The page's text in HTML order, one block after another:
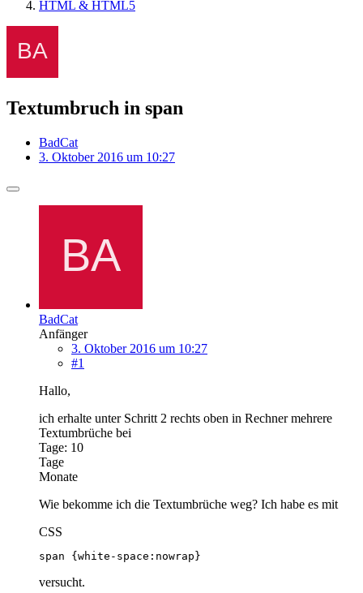
HTML & HTML5
Textumbruch in span
BadCat
3. Oktober 2016 um 10:27
BadCat
Anfänger
3. Oktober 2016 um 10:27
#1
Hallo,
ich erhalte unter Schritt 2 rechts oben in Rechner mehrere
Textumbrüche bei
Tage: 10
Tage
Monate
Wie bekomme ich die Textumbrüche weg? Ich habe es mit
CSS
span {white-space:nowrap}
versucht.